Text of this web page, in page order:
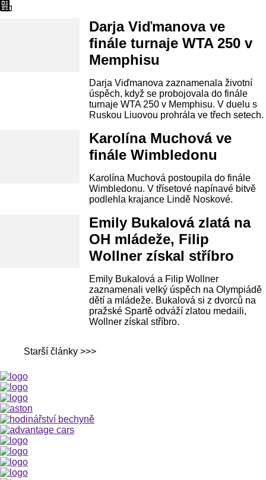
Darja Viďmanova ve
finále turnaje WTA 250 v
Memphisu
Darja Viďmanova zaznamenala životní
úspěch, když se probojovala do finále
turnaje WTA 250 v Memphisu. V duelu s
Ruskou Liuovou prohrála ve třech setech.
Karolína Muchová ve
finále Wimbledonu
Karolína Muchová postoupila do finále
Wimbledonu. V třísetové napínavé bitvě
podlehla krajance Lindě Noskové.
Emily Bukalová zlatá na
OH mládeže, Filip
Wollner získal stříbro
Emily Bukalová a Filip Wollner
zaznamenali velký úspěch na Olympiádě
dětí a mládeže. Bukalová si z dvorců na
pražské Spartě odváží zlatou medaili,
Wollner získal stříbro.
Starší články >>>